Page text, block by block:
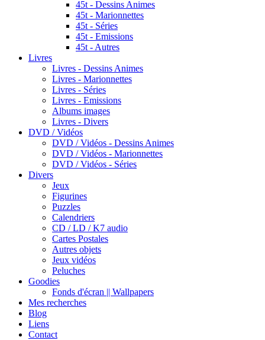
45t - Dessins Animes
45t - Marionnettes
45t - Séries
45t - Emissions
45t - Autres
Livres
Livres - Dessins Animes
Livres - Marionnettes
Livres - Séries
Livres - Emissions
Albums images
Livres - Divers
DVD / Vidéos
DVD / Vidéos - Dessins Animes
DVD / Vidéos - Marionnettes
DVD / Vidéos - Séries
Divers
Jeux
Figurines
Puzzles
Calendriers
CD / LD / K7 audio
Cartes Postales
Autres objets
Jeux vidéos
Peluches
Goodies
Fonds d'écran || Wallpapers
Mes recherches
Blog
Liens
Contact